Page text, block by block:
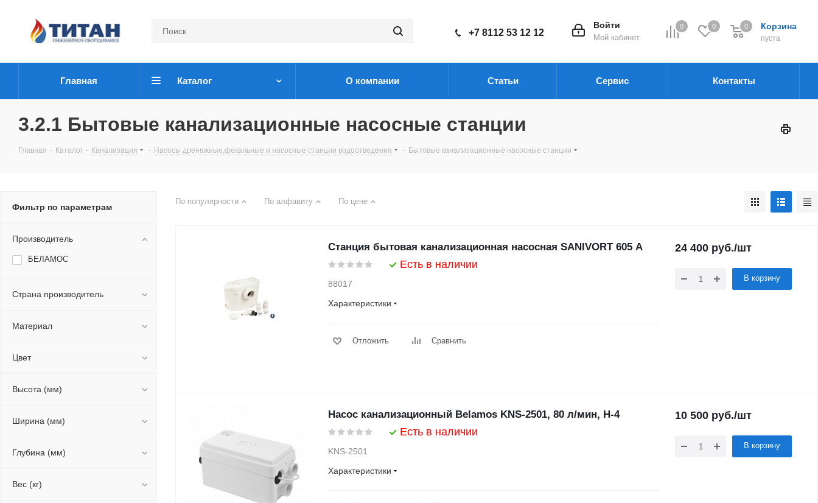
0 0 Корзина
пуста
0
Войти
Мой кабинет
+7 8112 53 12 12
Главная Каталог О компании Статьи Сервис Контакты
3.2.1 Бытовые канализационные насосные станции
Главная - Каталог - Канализация - Насосы дренажные,фекальные и насосные станции водоотведения - Бытовые канализационные насосные станции
По популярности По алфавиту По цене
Станция бытовая канализационная насосная SANIVORT 605 A
Есть в наличии
88017
Характеристики
Отложить Сравнить
24 400 руб./шт
В корзину
Насос канализационный Belamos KNS-2501, 80 л/мин, Н-4
Есть в наличии
KNS-2501
Характеристики
10 500 руб./шт
В корзину
Фильтр по параметрам
Производитель
БЕЛАМОС
Страна производитель
Материал
Цвет
Высота (мм)
Ширина (мм)
Глубина (мм)
Вес (кг)